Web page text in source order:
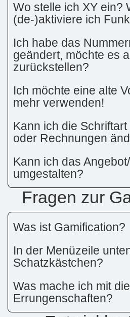
Wo stelle ich XY ein?
(de-)aktiviere ich
Ich habe das
geändert, möchte es
zurückstellen?
Ich möchte eine alte
mehr verwenden!
Kann ich die
oder Rechnungen
Kann ich das
umgestalten?
Fragen zur
Was ist Gamification?
In der Menüzeile
Schatzkästchen?
Was mache ich mit
Errungenschaften?